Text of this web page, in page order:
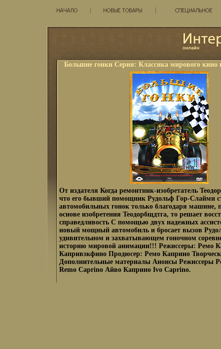
Большие гонки Серия: Классика мирового кино
От издателя Когда ремонтник-изобретатель
что его бывший помощник Рудольф Гор-Слайми
автомобильных гонок только благодаря машине,
основе изобретения Теодорбщдтга, то решает
справедливость С помощью двух надежных
новый мощный автомобиль и бросает вызов
удивительном и захватывающем гоночном
историю мировой анимации!!! Режиссеры: Ремо
Капривзкфино Продюсер: Ремо Каприно
Дополнительные материалы Анонсы Режиссеры
Remo Caprino Айво Каприно Ivo Caprino.